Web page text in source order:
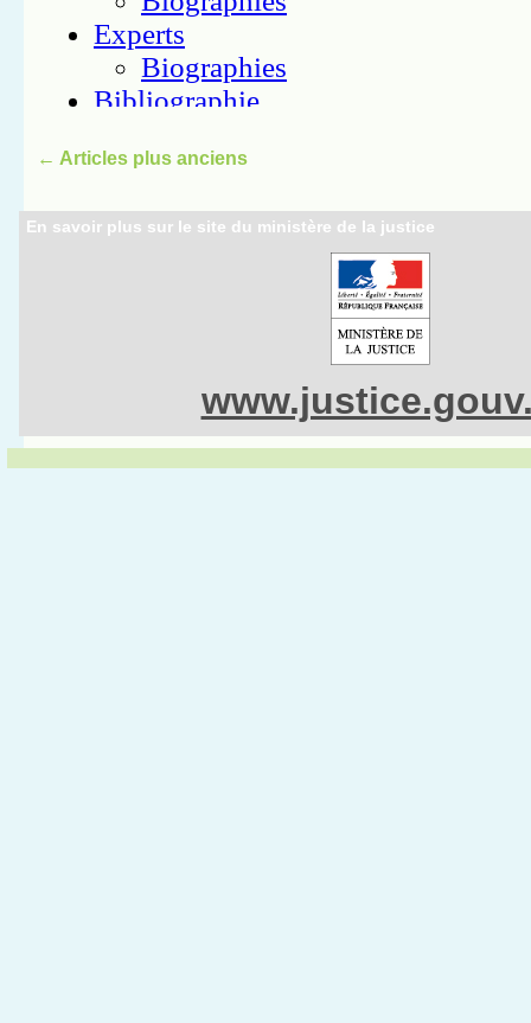
← Articles plus anciens
En savoir plus sur le site du ministère de la justice